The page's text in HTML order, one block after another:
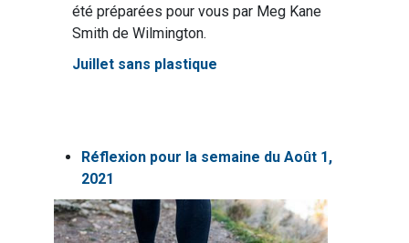
été préparées pour vous par Meg Kane
Smith de Wilmington.
Juillet sans plastique
Réflexion pour la semaine du Août 1,
2021